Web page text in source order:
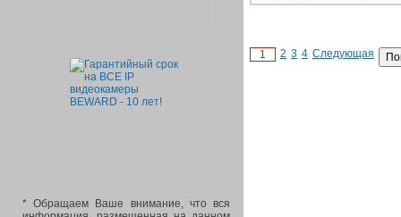
* Обращаем Ваше внимание, что вся
1 2 3 4 Следующая